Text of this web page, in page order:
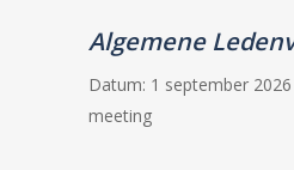
Algemene
Datum: 1 september 2026
meeting